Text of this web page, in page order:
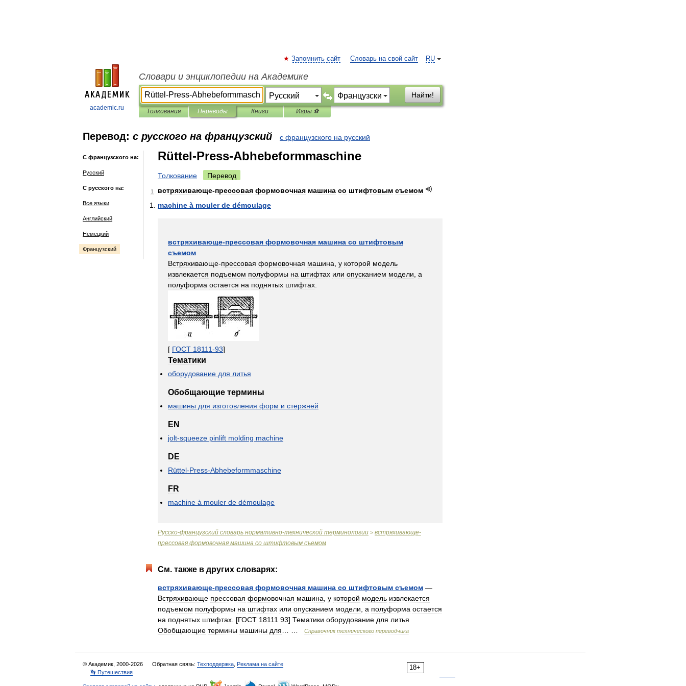
academic.ru
RU
Запомнить сайт Словарь на свой сайт
Словари и энциклопедии на Академике
Найти!
Толкования Переводы Книги Игры ⚽
Перевод: с русского на французский с французского на русский
С французского на:
Русский
С русского на:
Все языки
Английский
Немецкий
Французский
Rüttel-Press-Abhebeformmaschine
Толкование Перевод
1 встряхивающе-прессовая формовочная машина со штифтовым съемом
machine à mouler de démoulage
встряхивающе-прессовая формовочная машина со штифтовым
съемом
Встряхивающе-прессовая формовочная машина у которой модель
извлекается подъемом полуформы на штифтах или опусканием модели а
полуформа остается на поднятых штифтах
[ ГОСТ 18111-93]
Тематики
оборудование для литья
Обобщающие термины
машины для изготовления форм и стержней
EN
jolt-squeeze pinlift molding machine
DE
Rüttel-Press-Abhebeformmaschine
FR
machine à mouler de démoulage
Русско-французский словарь нормативно-технической терминологии > встряхивающе-
прессовая формовочная машина со штифтовым съемом
См. также в других словарях:
встряхивающе-прессовая формовочная машина со штифтовым съемом —
Встряхивающе прессовая формовочная машина у которой модель извлекается
подъемом полуформы на штифтах или опусканием модели а полуформа остается
на поднятых штифтах . [ГОСТ 18111 93] Тематики оборудование для литья
Обобщающие термины машины для Справочник технического переводчика
18+
© Академик, 2000-2026 Обратная связь: Техподдержка Реклама на сайте
👣 Путешествия